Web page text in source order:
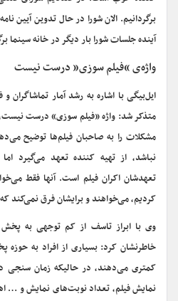
برگردانیم. الان شورا در حال تدوین آیین
آینده جلسات شورا بار دیگر در خانه سینما
واژه‌ی “فیلم سوزی” درست نیست
متذکر شد: واژه «فیلم سوزی» درست
مشکلات را به صاحبان فیلم‌ها توضیح
نباشد، از تهیه کننده تعهد می‌گیرد
تعهدشان اکران فیلم است. آنها فقط
کردیم، می‌خواهند و برایشان فرق نمی‌کند
وی با ابراز تاسف از کم توجهی به
خاطرنشان کرد: بسیاری از افراد به
کمتری می‌دهند، در حالیکه زمان سنجی
نمایش فیلم، تعداد نوبت‌های نمایش و …